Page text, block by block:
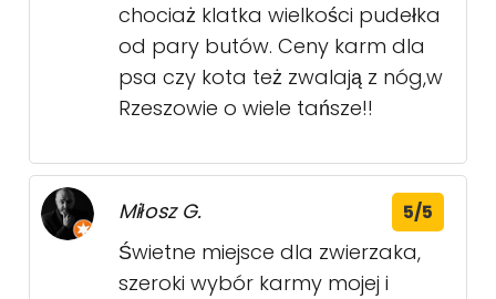
chociaż klatka wielkości pudełka
od pary butów. Ceny karm dla
psa czy kota też zwalają z nóg,w
Rzeszowie o wiele tańsze!!
Miłosz G. 5/5
Świetne miejsce dla zwierzaka,
szeroki wybór karmy mojej i